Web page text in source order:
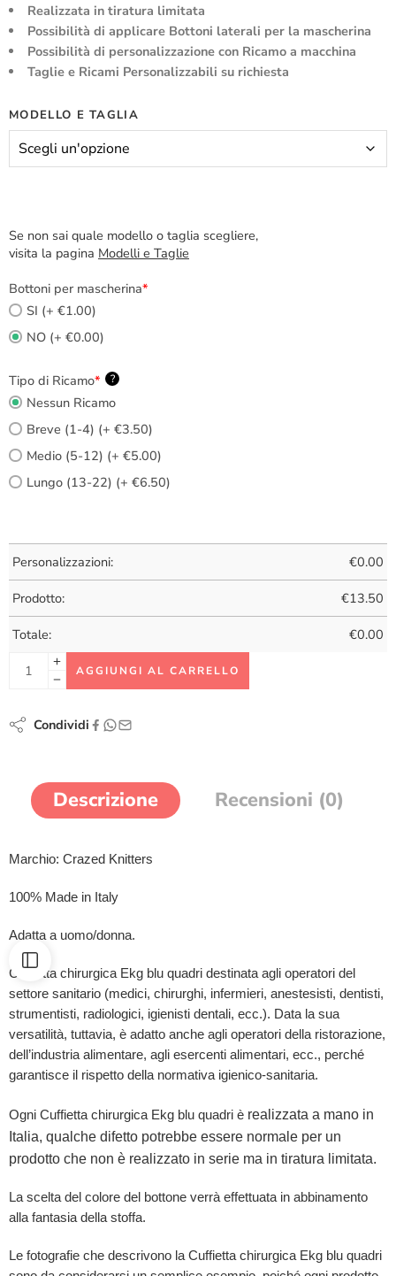
Realizzata in tiratura limitata
Possibilità di applicare Bottoni laterali per la mascherina
Possibilità di personalizzazione con Ricamo a macchina
Taglie e Ricami Personalizzabili su richiesta
MODELLO E TAGLIA
Se non sai quale modello o taglia scegliere,
visita la pagina Modelli e Taglie
Bottoni per mascherina*
SI (+ €1.00)
NO (+ €0.00)
Tipo di Ricamo* ?
Nessun Ricamo
Breve (1-4) (+ €3.50)
Medio (5-12) (+ €5.00)
Lungo (13-22) (+ €6.50)
Personalizzazioni: €0.00
Prodotto: €13.50
Totale: €0.00
AGGIUNGI AL CARRELLO
Condividi
Descrizione Recensioni (0)
Marchio: Crazed Knitters
100% Made in Italy
Adatta a uomo/donna.
Cuffietta chirurgica Ekg blu quadri destinata agli operatori del
settore sanitario (medici, chirurghi, infermieri, anestesisti, dentisti,
strumentisti, radiologici, igienisti dentali, ecc.). Data la sua
versatilità, tuttavia, è adatto anche agli operatori della ristorazione,
dell’industria alimentare, agli esercenti alimentari, ecc., perché
garantisce il rispetto della normativa igienico-sanitaria.
Ogni Cuffietta chirurgica Ekg blu quadri è realizzata a mano in
Italia, qualche difetto potrebbe essere normale per un
prodotto che non è realizzato in serie ma in tiratura limitata.
La scelta del colore del bottone verrà effettuata in abbinamento
alla fantasia della stoffa.
Le fotografie che descrivono la Cuffietta chirurgica Ekg blu quadri